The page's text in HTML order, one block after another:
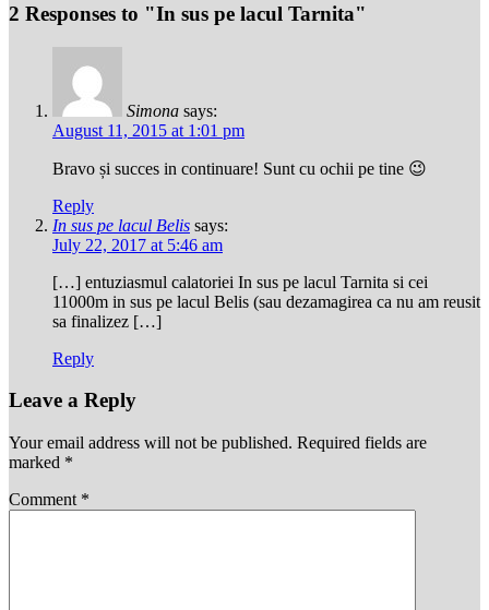
2 Responses to "In sus pe lacul Tarnita"
Simona says:
August 11, 2015 at 1:01 pm
Bravo și succes in continuare! Sunt cu ochii pe tine 😉
Reply
In sus pe lacul Belis says:
July 22, 2017 at 5:46 am
[…] entuziasmul calatoriei In sus pe lacul Tarnita si cei
11000m in sus pe lacul Belis (sau dezamagirea ca nu am reusit
sa finalizez […]
Reply
Leave a Reply
Your email address will not be published. Required fields are
marked *
Comment *